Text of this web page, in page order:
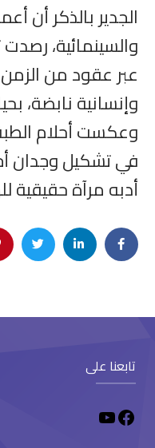
الجدير بالذكر أن
والسينمائية،
عبر عقود من
وإنسانية نابضة،
وعكست أحلام
في تشكيل وجدان
أدبه مرآة حقيقية
تابعنا على